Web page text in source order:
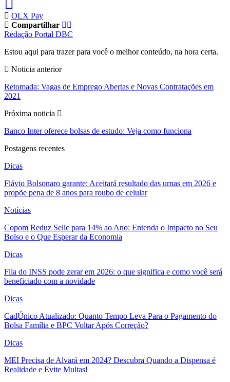
OLX Pay
Compartilhar
Redação Portal DBC
Estou aqui para trazer para você o melhor conteúdo, na hora certa.
Noticia anterior
Retomada: Vagas de Emprego Abertas e Novas Contratações em
2021
Próxima noticia
Banco Inter oferece bolsas de estudo: Veja como funciona
Postagens recentes
Dicas
Flávio Bolsonaro garante: Aceitará resultado das urnas em 2026 e
propõe pena de 8 anos para roubo de celular
Notícias
Copom Reduz Selic para 14% ao Ano: Entenda o Impacto no Seu
Bolso e o Que Esperar da Economia
Dicas
Fila do INSS pode zerar em 2026: o que significa e como você será
beneficiado com a novidade
Dicas
CadÚnico Atualizado: Quanto Tempo Leva Para o Pagamento do
Bolsa Família e BPC Voltar Após Correção?
Dicas
MEI Precisa de Alvará em 2024? Descubra Quando a Dispensa é
Realidade e Evite Multas!